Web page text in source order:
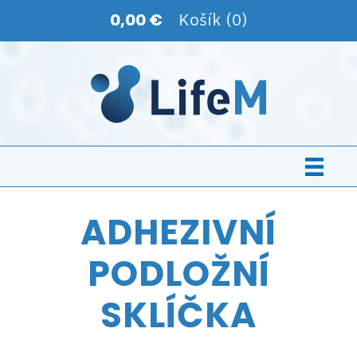
0,00 € Košík (0)
ADHEZIVNÍ
PODLOŽNÍ
SKLÍČKA